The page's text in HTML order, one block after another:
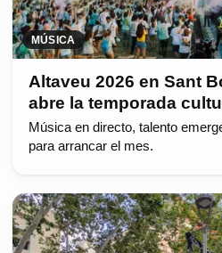
MÚSICA
Altaveu 2026 en Sant
abre la temporada
Música en directo, talento
para arrancar el mes.